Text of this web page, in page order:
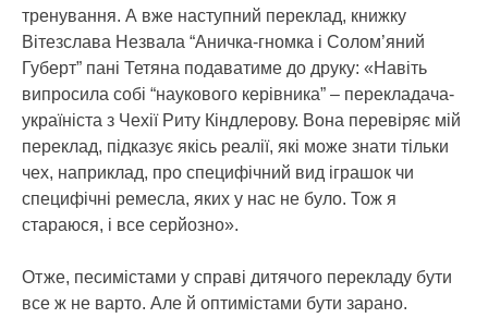
тренування. А вже наступний переклад, книжку
Вітезслава Незвала “Аничка-гномка і Солом’яний
Губерт” пані Тетяна подаватиме до друку: «Навіть
випросила собі “наукового керівника” – перекладача-
україніста з Чехії Риту Кіндлерову. Вона перевіряє мій
переклад, підказує якісь реалії, які може знати тільки
чех, наприклад, про специфічний вид іграшок чи
специфічні ремесла, яких у нас не було. Тож я
стараюся, і все серйозно».
Отже, песимістами у справі дитячого перекладу бути
все ж не варто. Але й оптимістами бути зарано.